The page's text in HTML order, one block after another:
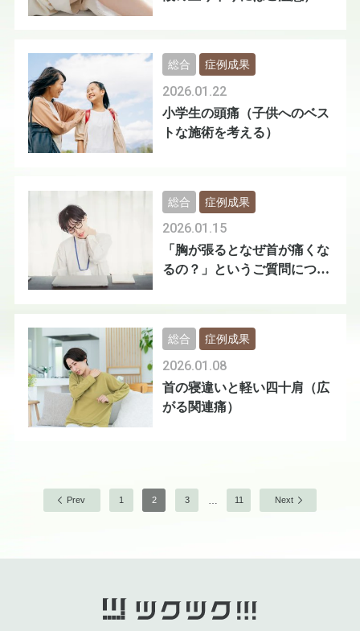
小学生の頭痛（子供へのベス
トな施術を考える）
2026.01.22
総合 症例成果
「胸が張るとなぜ首が痛くな
るの？」というご質問につい
2026.01.15
総合 症例成果
首の寝違いと軽い四十肩（広
がる関連痛）
2026.01.08
総合 症例成果
Prev 1 2 3 11 Next